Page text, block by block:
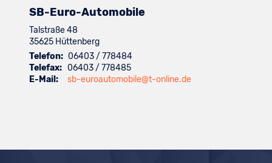
SB-Euro-Automobile
Talstraße 48
35625 Hüttenberg
Telefon: 06403 / 778484
Telefax: 06403 / 778485
E-Mail:
sb-euroautomobile@t-online.de